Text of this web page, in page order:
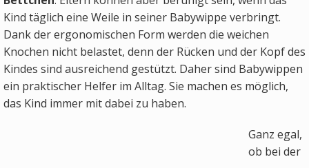
Kind täglich eine Weile in seiner Babywippe verbringt.
Dank der ergonomischen Form werden die weichen
Knochen nicht belastet, denn der Rücken und der Kopf des
Kindes sind ausreichend gestützt. Daher sind Babywippen
ein praktischer Helfer im Alltag. Sie machen es möglich,
das Kind immer mit dabei zu haben.
Ganz egal,
ob bei der